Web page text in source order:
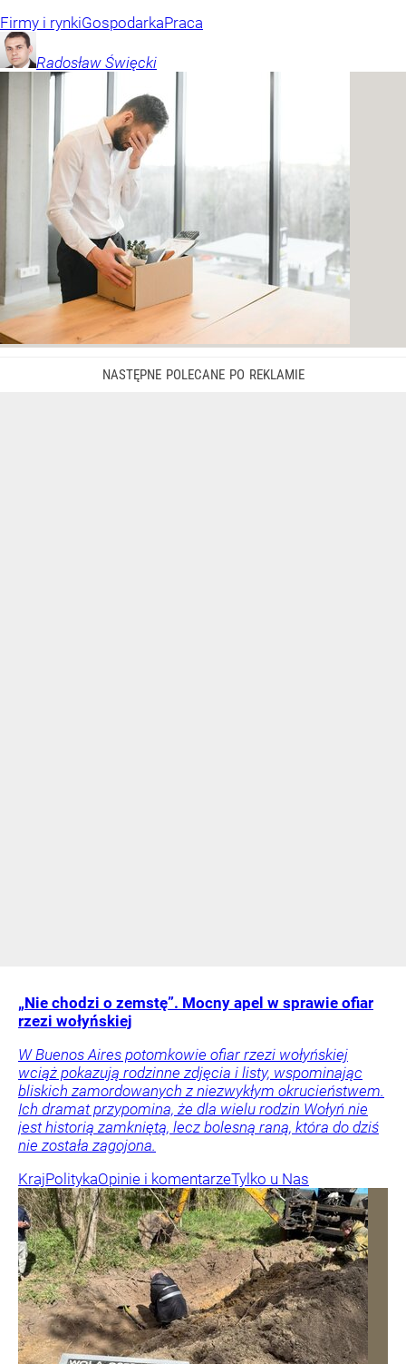
Firmy i rynkiGospodarkaPraca
Radosław Święcki
„Nie chodzi o zemstę”. Mocny apel w sprawie ofiar
rzezi wołyńskiej
W Buenos Aires potomkowie ofiar rzezi wołyńskiej
wciąż pokazują rodzinne zdjęcia i listy, wspominając
bliskich zamordowanych z niezwykłym okrucieństwem.
Ich dramat przypomina, że dla wielu rodzin Wołyń nie
jest historią zamkniętą, lecz bolesną raną, która do dziś
nie została zagojona.
KrajPolitykaOpinie i komentarzeTylko u Nas